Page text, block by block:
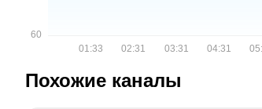
Похожие каналы